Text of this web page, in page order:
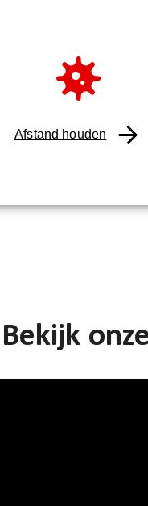
Afstand houden
Bekijk onze